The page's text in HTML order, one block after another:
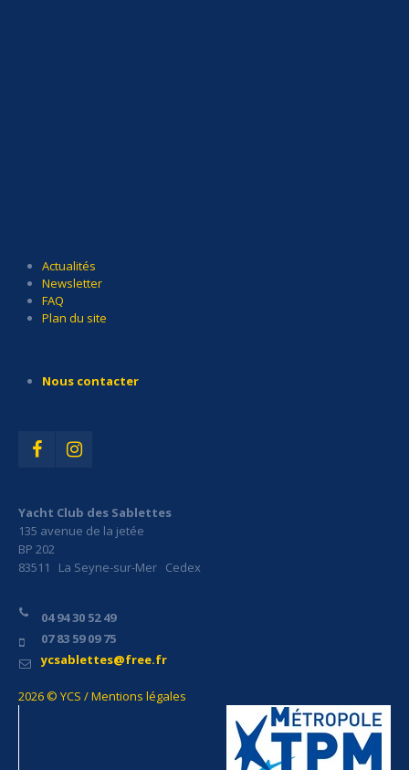
Actualités
Newsletter
FAQ
Plan du site
Nous contacter
Yacht Club des Sablettes
135 avenue de la jetée
BP 202
83511 La Seyne-sur-Mer Cedex
04 94 30 52 49
07 83 59 09 75
ycsablettes@free.fr
2026 © YCS / Mentions légales